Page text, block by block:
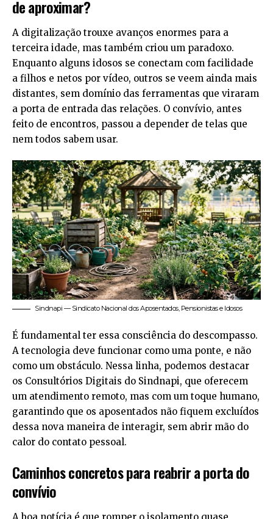
de aproximar?
A digitalização trouxe avanços enormes para a
terceira idade, mas também criou um paradoxo.
Enquanto alguns idosos se conectam com facilidade
a filhos e netos por vídeo, outros se veem ainda mais
distantes, sem domínio das ferramentas que viraram
a porta de entrada das relações. O convívio, antes
feito de encontros, passou a depender de telas que
nem todos sabem usar.
Sindnapi — Sindicato Nacional dos Aposentados, Pensionistas e Idosos
É fundamental ter essa consciência do descompasso.
A tecnologia deve funcionar como uma ponte, e não
como um obstáculo. Nessa linha, podemos destacar
os Consultórios Digitais do Sindnapi, que oferecem
um atendimento remoto, mas com um toque humano,
garantindo que os aposentados não fiquem excluídos
dessa nova maneira de interagir, sem abrir mão do
calor do contato pessoal.
Caminhos concretos para reabrir a porta do
convívio